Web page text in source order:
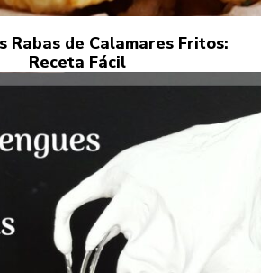
Rabas de Calamares Fritos:
Receta Fácil